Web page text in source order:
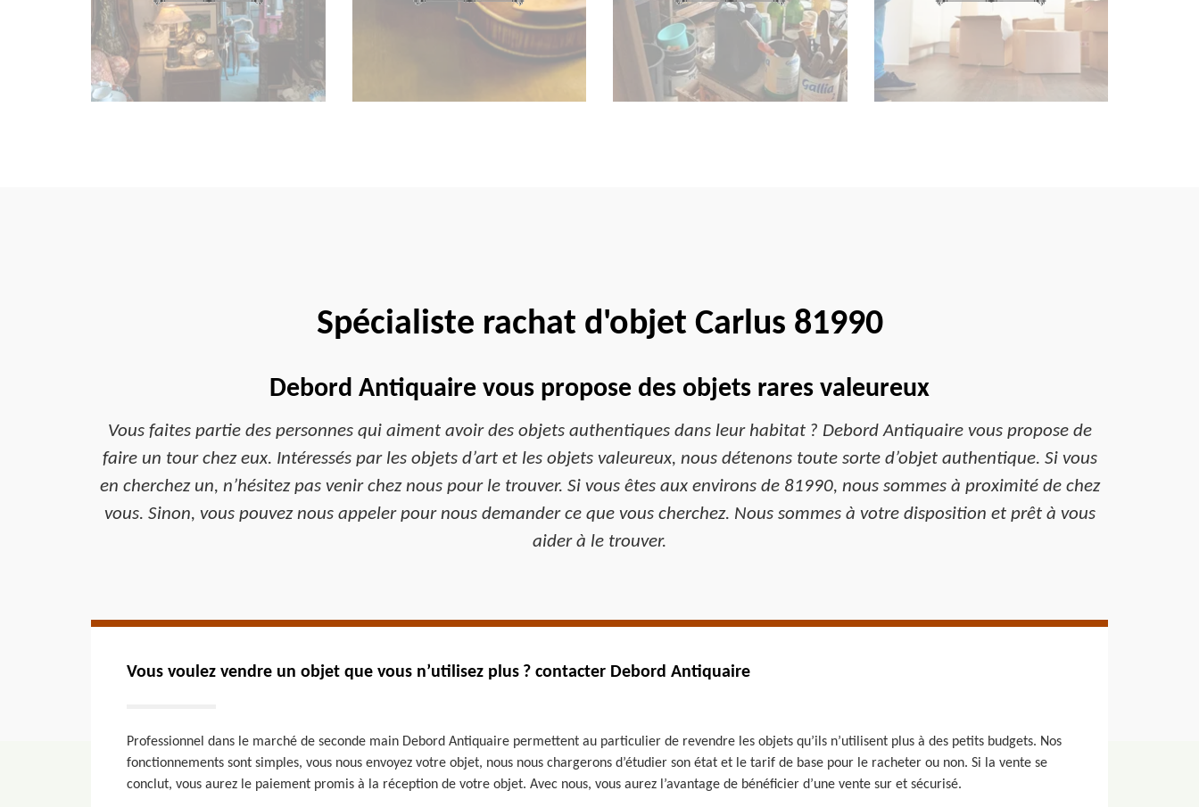
Spécialiste rachat d'objet Carlus 81990
Debord Antiquaire vous propose des objets rares valeureux
Vous faites partie des personnes qui aiment avoir des objets authentiques dans leur habitat ? Debord Antiquaire vous propose de
faire un tour chez eux. Intéressés par les objets d’art et les objets valeureux, nous détenons toute sorte d’objet authentique. Si vous
en cherchez un, n’hésitez pas venir chez nous pour le trouver. Si vous êtes aux environs de 81990, nous sommes à proximité de chez
vous. Sinon, vous pouvez nous appeler pour nous demander ce que vous cherchez. Nous sommes à votre disposition et prêt à vous
aider à le trouver.
Vous voulez vendre un objet que vous n’utilisez plus ? contacter Debord Antiquaire
Professionnel dans le marché de seconde main Debord Antiquaire permettent au particulier de revendre les objets qu’ils n’utilisent plus à des petits budgets. Nos
fonctionnements sont simples, vous nous envoyez votre objet, nous nous chargerons d’étudier son état et le tarif de base pour le racheter ou non. Si la vente se
conclut, vous aurez le paiement promis à la réception de votre objet. Avec nous, vous aurez l’avantage de bénéficier d’une vente sur et sécurisé.